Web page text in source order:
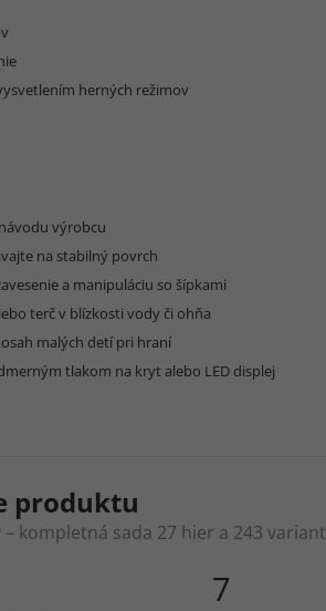
herných režimov
výrobcu
na stabilný povrch
a manipuláciu so šípkami
terč v blízkosti vody či ohňa
malých detí pri hraní
tlakom na kryt alebo LED displej
produktu
kompletná sada 27 hier a 243 variant
7